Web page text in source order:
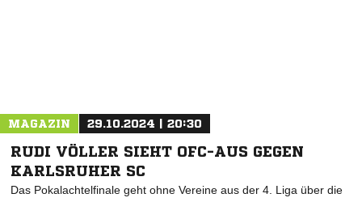
MAGAZIN 29.10.2024 | 20:30
RUDI VÖLLER SIEHT OFC-AUS GEGEN
KARLSRUHER SC
Das Pokalachtelfinale geht ohne Vereine aus der 4. Liga über die